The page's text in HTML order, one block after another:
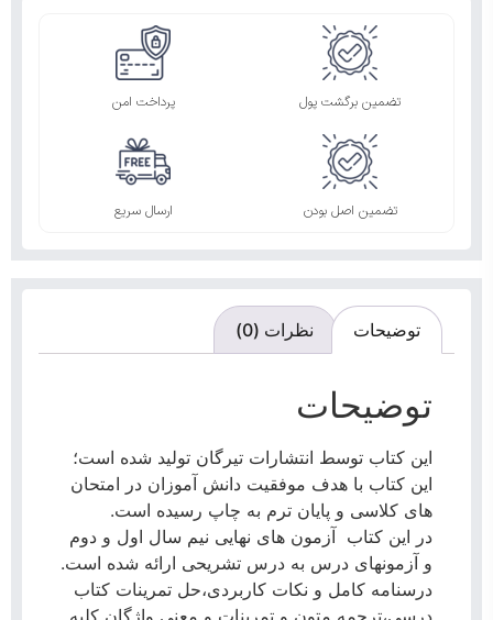
تضمین برگشت پول پرداخت امن
تضمین اصل بودن ارسال سریع
توضیحات نظرات (0)
توضیحات
این کتاب توسط انتشارات تیرگان تولید شده است؛
این کتاب با هدف موفقیت دانش آموزان در امتحان
های کلاسی و پایان ترم به چاپ رسیده است.
در این کتاب آزمون های نهایی نیم سال اول و دوم
و آزمونهای درس به درس تشریحی ارائه شده است.
درسنامه کامل و نکات کاربردی،حل تمرینات کتاب
درسی،ترجمه متون و تمرینات و معنی واژگان کلیه